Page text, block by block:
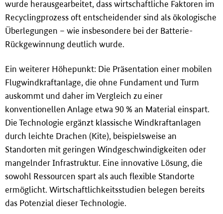
wurde herausgearbeitet, dass wirtschaftliche Faktoren im
Recyclingprozess oft entscheidender sind als ökologische
Überlegungen – wie insbesondere bei der Batterie-
Rückgewinnung deutlich wurde.
Ein weiterer Höhepunkt: Die Präsentation einer mobilen
Flugwindkraftanlage, die ohne Fundament und Turm
auskommt und daher im Vergleich zu einer
konventionellen Anlage etwa 90 % an Material einspart.
Die Technologie ergänzt klassische Windkraftanlagen
durch leichte Drachen (Kite), beispielsweise an
Standorten mit geringen Windgeschwindigkeiten oder
mangelnder Infrastruktur. Eine innovative Lösung, die
sowohl Ressourcen spart als auch flexible Standorte
ermöglicht. Wirtschaftlichkeitsstudien belegen bereits
das Potenzial dieser Technologie.